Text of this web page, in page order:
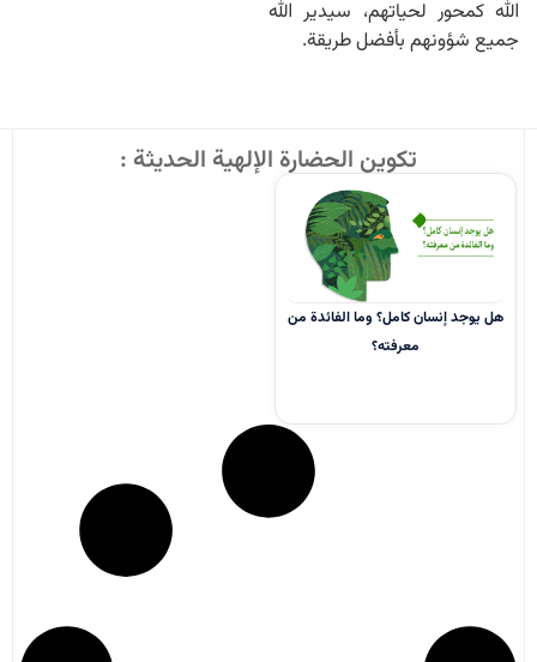
الله كمحور لحياتهم، سيدير الله
جميع شؤونهم بأفضل طريقة.
تكوين الحضارة الإلهية الحديثة :
هل يوجد إنسان كامل؟ وما الفائدة من
معرفته؟